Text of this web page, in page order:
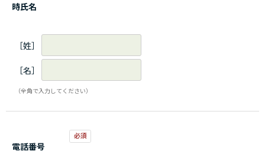
時氏名
［姓］
［名］
（全角で入力してください）
電話番号